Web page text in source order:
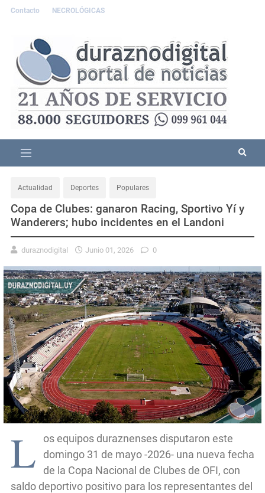
Contacto NECROLÓGICAS
Actualidad Deportes Populares
Copa de Clubes: ganaron Racing, Sportivo Yí y
Wanderers; hubo incidentes en el Landoni
duraznodigital Junio 01, 2026 0
L
os equipos duraznenses disputaron este
domingo 31 de mayo -2026- una nueva fecha
de la Copa Nacional de Clubes de OFI, con
saldo deportivo positivo para los representantes del